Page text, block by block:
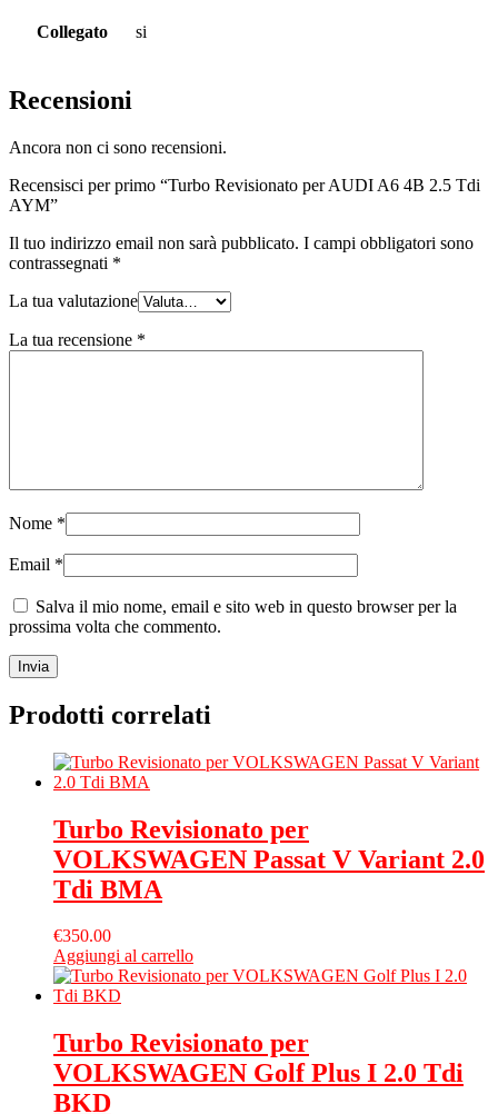
Collegato si
Recensioni
Ancora non ci sono recensioni.
Recensisci per primo “Turbo Revisionato per AUDI A6 4B 2.5 Tdi
AYM”
Il tuo indirizzo email non sarà pubblicato. I campi obbligatori sono
contrassegnati *
La tua valutazione
La tua recensione *
Nome *
Email *
Salva il mio nome, email e sito web in questo browser per la
prossima volta che commento.
Prodotti correlati
Turbo Revisionato per
VOLKSWAGEN Passat V Variant 2.0
Tdi BMA
€350.00
Aggiungi al carrello
Turbo Revisionato per
VOLKSWAGEN Golf Plus I 2.0 Tdi
BKD